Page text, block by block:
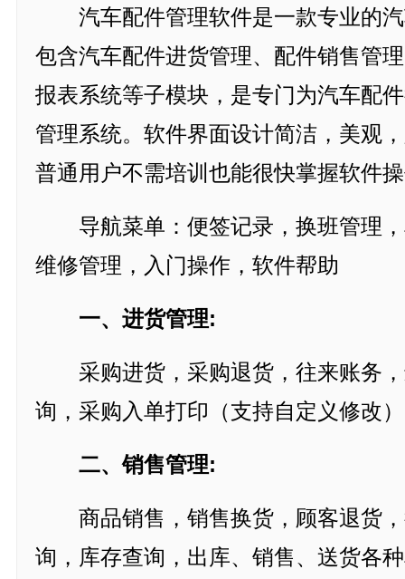
汽车配件管理软件是一款专业的汽
包含汽车配件进货管理、配件销售管
报表系统等子模块，是专门为汽车配
管理系统。软件界面设计简洁，美观
普通用户不需培训也能很快掌握软件
导航菜单：便签记录，换班管理，
维修管理，入门操作，软件帮助
一、进货管理:
采购进货，采购退货，往来账务，
询，采购入单打印（支持自定义修改
二、销售管理:
商品销售，销售换货，顾客退货，
询，库存查询，出库、销售、送货各